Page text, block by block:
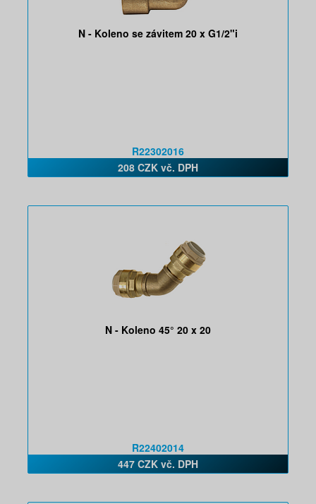
N - Koleno se závitem 20 x G1/2"i
R22302016
208 CZK vč. DPH
N - Koleno 45° 20 x 20
R22402014
447 CZK vč. DPH